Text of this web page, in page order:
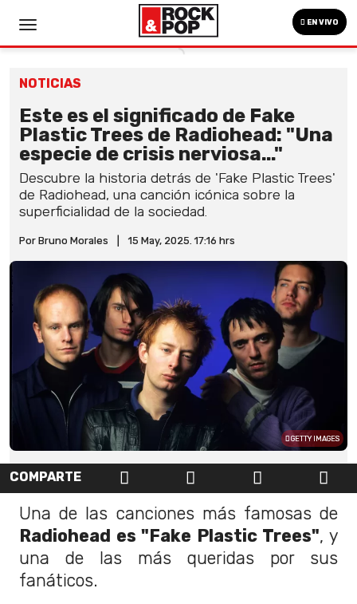
EN VIVO
NOTICIAS
Este es el significado de Fake
Plastic Trees de Radiohead: "Una
especie de crisis nerviosa..."
Descubre la historia detrás de 'Fake Plastic Trees'
de Radiohead, una canción icónica sobre la
superficialidad de la sociedad.
Por Bruno Morales 15 May, 2025. 17:16 hrs
GETTY IMAGES
COMPARTE
Una de las canciones más famosas de
Radiohead es "Fake Plastic Trees", y
una de las más queridas por sus
fanáticos.